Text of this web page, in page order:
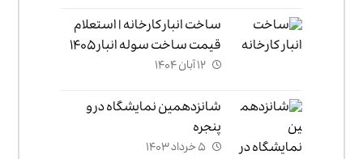
ساخت انبار کارخانه | استعلام
قیمت ساخت سوله انبار ۱۴۰۵
۱۲ آبان ۱۴۰۴
شانزدهمین نمایشگاه در و
پنجره
۵ خرداد ۱۴۰۳